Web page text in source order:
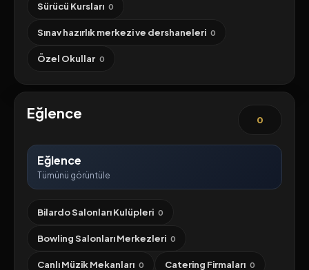
Sürücü Kursları 0
Sınav hazırlık merkezi ve dershaneleri 0
Özel Okullar 0
Eğlence 0
Eğlence
Tümünü görüntüle
Bilardo Salonları Kulüpleri 0
Bowling Salonları Merkezleri 0
Canlı Müzik Mekanları 0 Catering Firmaları 0